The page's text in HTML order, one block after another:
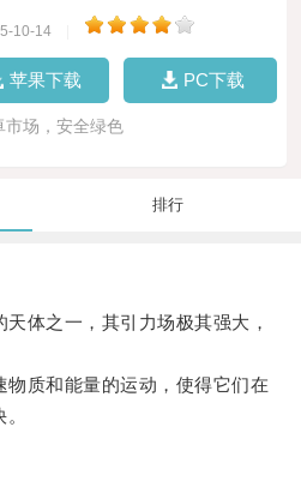
10-14
苹果下载 PC下载
市场，安全绿色
排行
体之一，其引力场极其强大，
质和能量的运动，使得它们在